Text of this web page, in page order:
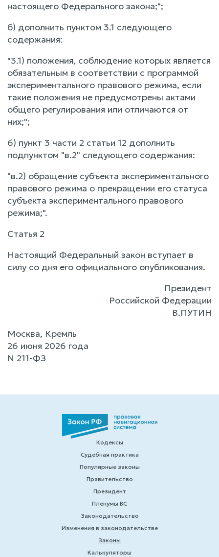
настоящего Федерального закона;";
б) дополнить пунктом 3.1 следующего
содержания:
"3.1) положения, соблюдение которых является
обязательным в соответствии с программой
экспериментального правового режима, если
такие положения не предусмотрены актами
общего регулирования или отличаются от
них;";
6) пункт 3 части 2 статьи 12 дополнить
подпунктом "в.2" следующего содержания:
"в.2) обращение субъекта экспериментального
правового режима о прекращении его статуса
субъекта экспериментального правового
режима;".
Статья 2
Настоящий Федеральный закон вступает в
силу со дня его официального опубликования.
Президент
Российской Федерации
В.ПУТИН
Москва, Кремль
26 июня 2026 года
N 211-ФЗ
Кодексы
Судебная практика
Популярные законы
Правительство
Президент
Пленумы ВС
Законодательство
Изменения в законодательстве
Законы
Калькуляторы